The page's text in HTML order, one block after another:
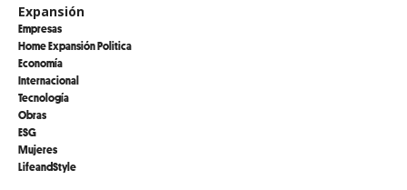
Expansión
Empresas
Home Expansión Politica
Economía
Internacional
Tecnología
Obras
ESG
Mujeres
LifeandStyle